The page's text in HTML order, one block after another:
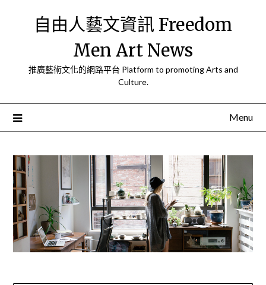
自由人藝文資訊 Freedom
Men Art News
推廣藝術文化的網路平台 Platform to promoting Arts and
Culture.
Menu